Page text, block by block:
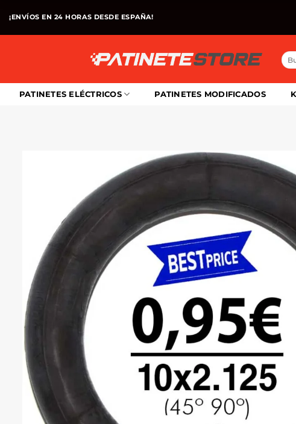
contenido
¡ENVÍOS EN 24 HORAS DESDE ESPAÑA!
por:
PATINETES ELÉCTRICOS PATINETES MODIFICADOS